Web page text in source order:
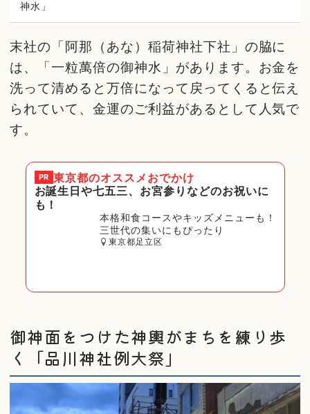
神水」
末社の「阿那（あな）稲荷神社下社」の脇に
は、「一粒萬倍の御神水」があります。お金を
洗って清めると万倍になって戻ってくると伝え
られていて、金運のご利益があるとして人気で
す。
PR 東京都のオススメおでかけ
お誕生日や七五三、お宮参りなどのお祝いに
も！
本格和食コースやキッズメニューも！
三世代の集いにもぴったり
東京都足立区
御神面をつけた神輿がまちを練り歩
く「品川神社例大祭」